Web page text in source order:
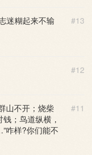
#13
迷糊起来不输
#12
#11
山不开；烧柴
；鸟道纵横，
咋样?你们能不